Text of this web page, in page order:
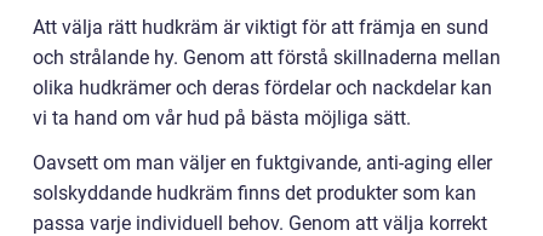
Att välja rätt hudkräm är viktigt för att främja en sund
och strålande hy. Genom att förstå skillnaderna mellan
olika hudkrämer och deras fördelar och nackdelar kan
vi ta hand om vår hud på bästa möjliga sätt.
Oavsett om man väljer en fuktgivande, anti-aging eller
solskyddande hudkräm finns det produkter som kan
passa varje individuell behov. Genom att välja korrekt